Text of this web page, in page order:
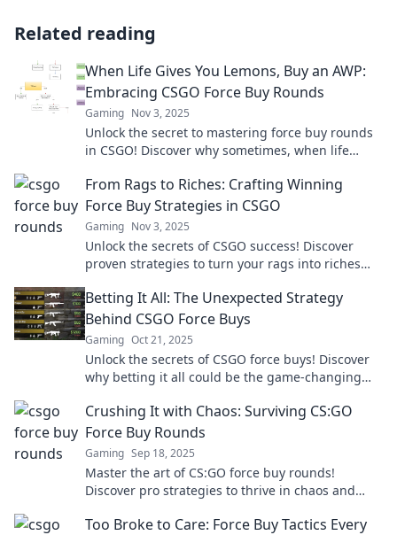
Related reading
When Life Gives You Lemons, Buy an AWP:
Embracing CSGO Force Buy Rounds
Gaming Nov 3, 2025
Unlock the secret to mastering force buy rounds
in CSGO! Discover why sometimes, when life
From Rags to Riches: Crafting Winning
Force Buy Strategies in CSGO
Gaming Nov 3, 2025
Unlock the secrets of CSGO success! Discover
proven strategies to turn your rags into riches
Betting It All: The Unexpected Strategy
Behind CSGO Force Buys
Gaming Oct 21, 2025
Unlock the secrets of CSGO force buys! Discover
why betting it all could be the game-changing
Crushing It with Chaos: Surviving CS:GO
Force Buy Rounds
Gaming Sep 18, 2025
Master the art of CS:GO force buy rounds!
Discover pro strategies to thrive in chaos and
Too Broke to Care: Force Buy Tactics Every